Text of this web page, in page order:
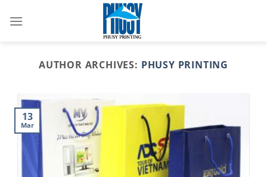
AUTHOR ARCHIVES: PHUSY PRINTING
13
Mar